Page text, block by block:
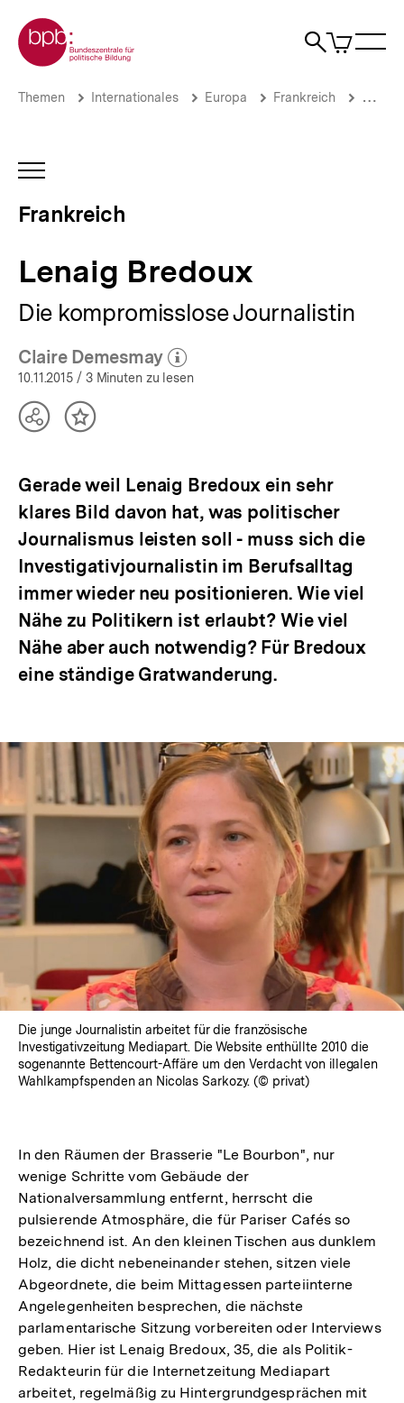
zum
Seiteninhalt
springen
Zur Startseite der bpb
Suche
Artikel
im
Lenaig
bpb.de
Brotkrümelnavigation
Pfadnavigation
Themen Internationales Europa Frankreich Macht
INHALTSNAVIGATION
Frankreich
Lenaig Bredoux
Die kompromisslose Journalistin
Claire Demesmay
(Mehr zum Autor)
öffnen
10.11.2015 / 3 Minuten zu lesen
TeilenInhalt
Gerade weil Lenaig Bredoux ein sehr
klares Bild davon hat, was politischer
Journalismus leisten soll - muss sich die
Investigativjournalistin im Berufsalltag
immer wieder neu positionieren. Wie viel
Nähe zu Politikern ist erlaubt? Wie viel
Nähe aber auch notwendig? Für Bredoux
eine ständige Gratwanderung.
Die junge Journalistin arbeitet für die französische
Investigativzeitung Mediapart. Die Website enthüllte 2010 die
sogenannte Bettencourt-Affäre um den Verdacht von illegalen
Wahlkampfspenden an Nicolas Sarkozy. (© privat)
In den Räumen der Brasserie "Le Bourbon", nur
wenige Schritte vom Gebäude der
Nationalversammlung entfernt, herrscht die
pulsierende Atmosphäre, die für Pariser Cafés so
bezeichnend ist. An den kleinen Tischen aus dunklem
Holz, die dicht nebeneinander stehen, sitzen viele
Abgeordnete, die beim Mittagessen parteiinterne
Angelegenheiten besprechen, die nächste
parlamentarische Sitzung vorbereiten oder Interviews
geben. Hier ist Lenaig Bredoux, 35, die als Politik-
Redakteurin für die Internetzeitung Mediapart
arbeitet, regelmäßig zu Hintergrundgesprächen mit